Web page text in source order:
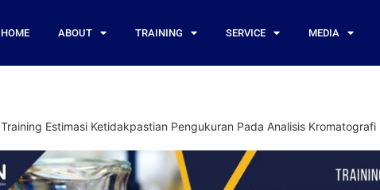
HOME ABOUT TRAINING SERVICE MEDIA
Training Estimasi Ketidakpastian Pengukuran Pada Analisis Kromatografi